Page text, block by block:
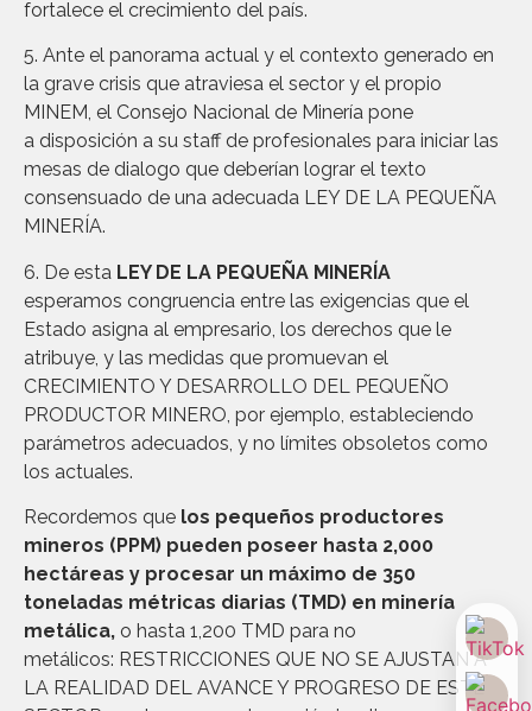
fortalece el crecimiento del país.
5. Ante el panorama actual y el contexto generado en
la grave crisis que atraviesa el sector y el propio
MINEM, el Consejo Nacional de Minería pone
a disposición a su staff de profesionales para iniciar las
mesas de dialogo que deberían lograr el texto
consensuado de una adecuada LEY DE LA PEQUEÑA
MINERÍA.
6. De esta LEY DE LA PEQUEÑA MINERÍA
esperamos congruencia entre las exigencias que el
Estado asigna al empresario, los derechos que le
atribuye, y las medidas que promuevan el
CRECIMIENTO Y DESARROLLO DEL PEQUEÑO
PRODUCTOR MINERO, por ejemplo, estableciendo
parámetros adecuados, y no límites obsoletos como
los actuales.
Recordemos que los pequeños productores
mineros (PPM) pueden poseer hasta 2,000
hectáreas y procesar un máximo de 350
toneladas métricas diarias (TMD) en minería
metálica, o hasta 1,200 TMD para no
metálicos: RESTRICCIONES QUE NO SE AJUSTAN A
LA REALIDAD DEL AVANCE Y PROGRESO DE ESTE